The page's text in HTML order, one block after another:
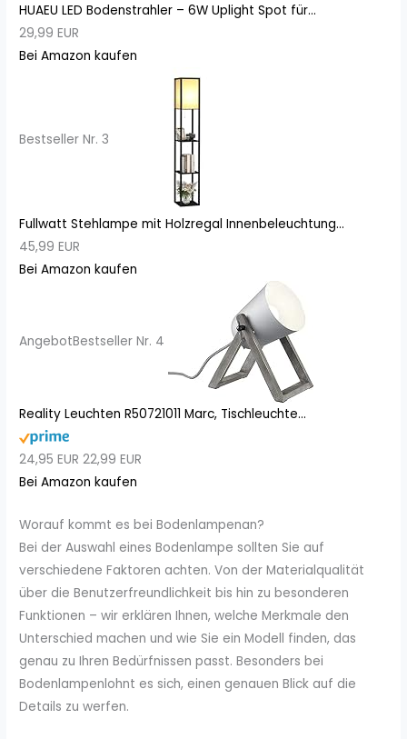
HUAEU LED Bodenstrahler – 6W Uplight Spot für...
29,99 EUR
Bei Amazon kaufen
Bestseller Nr. 3
Fullwatt Stehlampe mit Holzregal Innenbeleuchtung...
45,99 EUR
Bei Amazon kaufen
AngebotBestseller Nr. 4
Reality Leuchten R50721011 Marc, Tischleuchte...
24,95 EUR 22,99 EUR
Bei Amazon kaufen
Worauf kommt es bei Bodenlampenan?
Bei der Auswahl eines Bodenlampe sollten Sie auf
verschiedene Faktoren achten. Von der Materialqualität
über die Benutzerfreundlichkeit bis hin zu besonderen
Funktionen – wir erklären Ihnen, welche Merkmale den
Unterschied machen und wie Sie ein Modell finden, das
genau zu Ihren Bedürfnissen passt. Besonders bei
Bodenlampenlohnt es sich, einen genauen Blick auf die
Details zu werfen.